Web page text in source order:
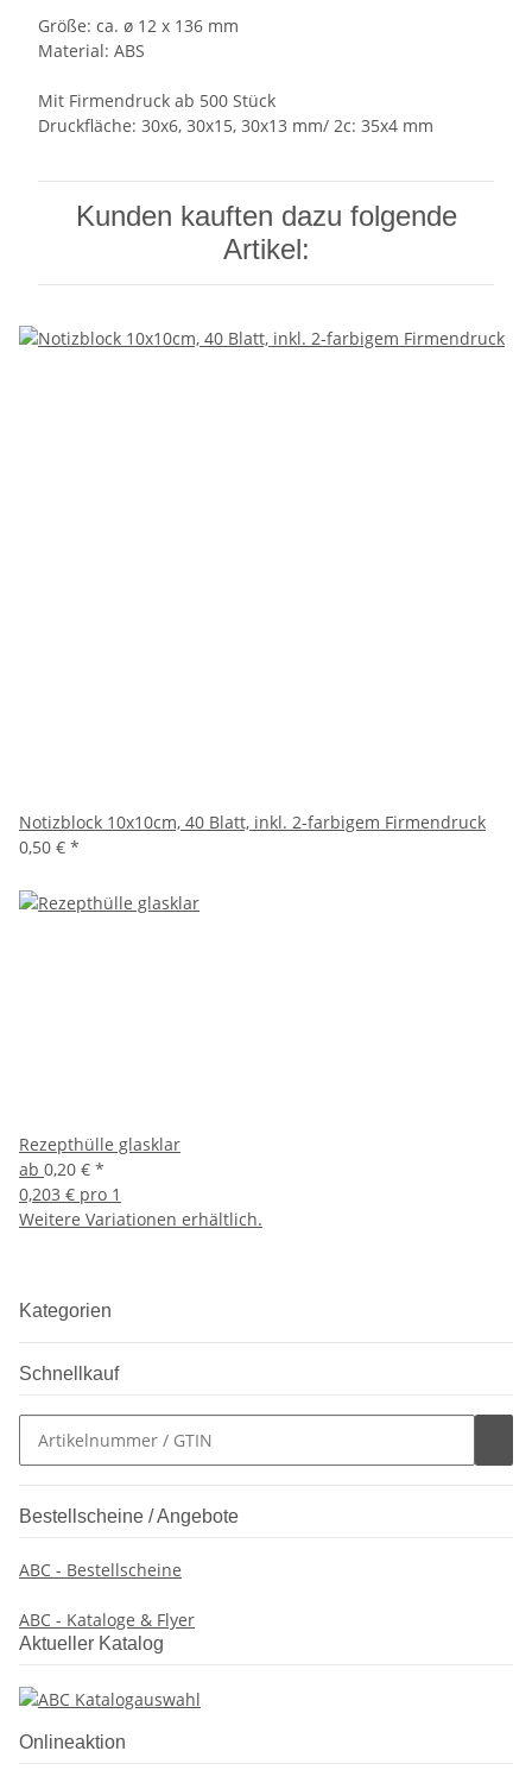
Größe: ca. ø 12 x 136 mm
Material: ABS
Mit Firmendruck ab 500 Stück
Druckfläche: 30x6, 30x15, 30x13 mm/ 2c: 35x4 mm
Kunden kauften dazu folgende
Artikel:
Notizblock 10x10cm, 40 Blatt, inkl. 2-farbigem Firmendruck
0,50 € *
Rezepthülle glasklar
ab 0,20 € *
0,203 € pro 1
Weitere Variationen erhältlich.
Kategorien
Schnellkauf
Bestellscheine / Angebote
ABC - Bestellscheine
ABC - Kataloge & Flyer
Aktueller Katalog
Onlineaktion